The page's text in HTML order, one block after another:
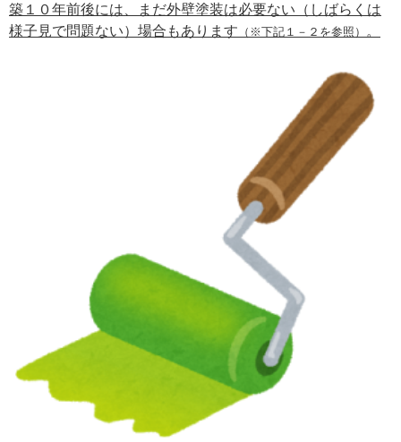
築１０年前後には、まだ外壁塗装は必要ない（しばらくは
様子見で問題ない）場合もあります （※下記１－２を参照） 。